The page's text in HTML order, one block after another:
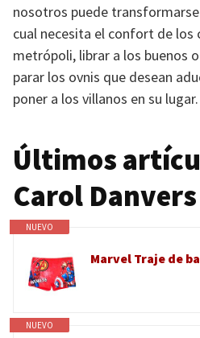
nosotros puede
cual necesita el confort de los
metrópoli, librar a los buenos
parar los ovnis que desean
poner a los villanos en su lugar.
Últimos
Carol
NUEVO
NUEVO